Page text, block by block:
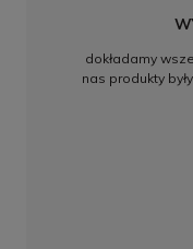
dokładamy
nas produkty